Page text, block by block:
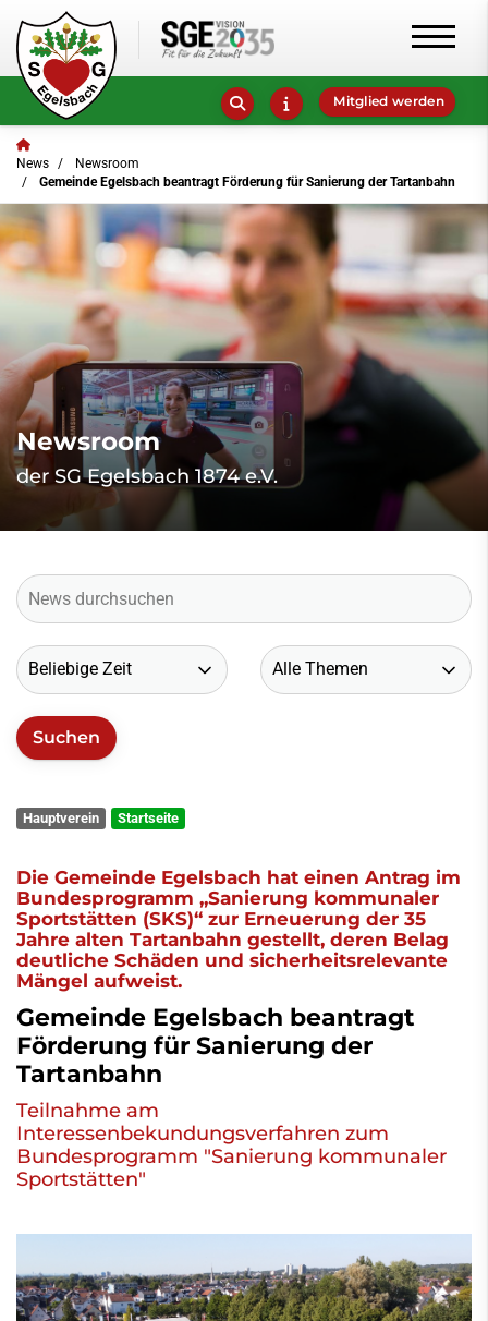
Mitglied werden
News
Newsroom
Gemeinde Egelsbach beantragt Förderung für Sanierung der Tartanbahn
Newsroom
der SG Egelsbach 1874 e.V.
Hauptverein Startseite
Die Gemeinde Egelsbach hat einen Antrag im
Bundesprogramm „Sanierung kommunaler
Sportstätten (SKS)“ zur Erneuerung der 35
Jahre alten Tartanbahn gestellt, deren Belag
deutliche Schäden und sicherheitsrelevante
Mängel aufweist.
Gemeinde Egelsbach beantragt
Förderung für Sanierung der
Tartanbahn
Teilnahme am
Interessenbekundungsverfahren zum
Bundesprogramm "Sanierung kommunaler
Sportstätten"